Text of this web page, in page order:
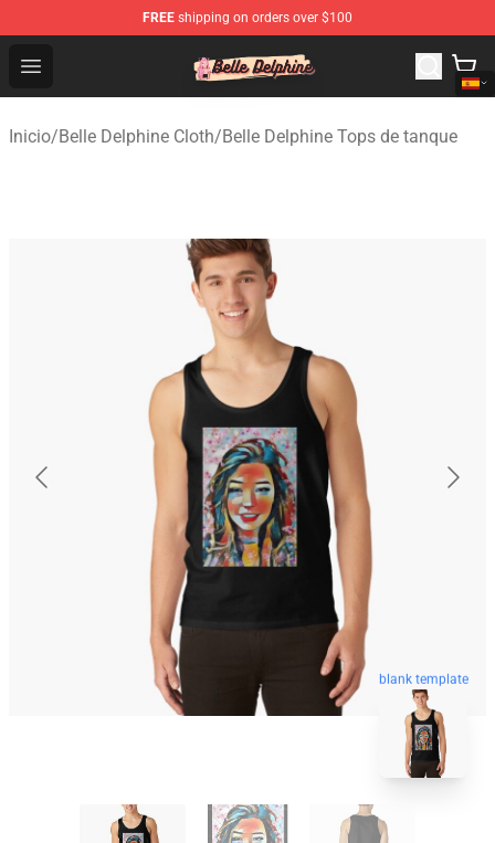
FREE shipping on orders over $100
Open menu
Belle Delphine Store - Official Belle Delphine
Inicio/Belle Delphine Cloth/Belle Delphine Tops de tanque
blank template